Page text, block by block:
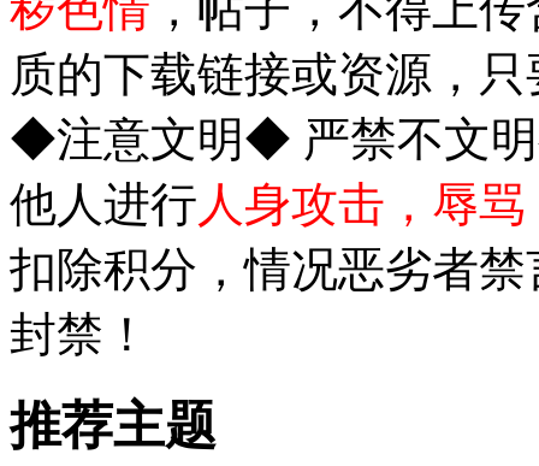
质的下载链接或资源，
◆注意文明◆ 严禁不文明
他人进行人身攻击，辱
扣除积分，情况恶劣者
封禁！
推荐主题